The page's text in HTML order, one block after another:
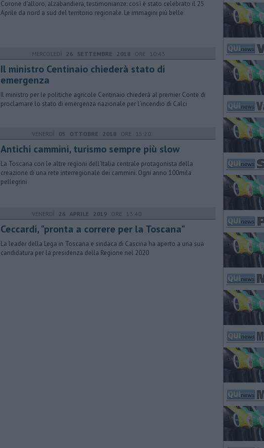
Corone d'alloro, alzabandiera, testimonianze: così è stato celebrato il 25
Aprile da nord a sud del territorio regionale. Le immagini più belle
MERCOLEDÌ 26 SETTEMBRE 2018 ORE 10:43
Il ministro Centinaio chiederà stato di
emergenza
Il ministro per le politiche agricole Centinaio chiederà al premier Conte di
proclamare lo stato di emergenza nazionale per l'incendio di Calci
VENERDÌ 05 OTTOBRE 2018 ORE 15:20
Antichi cammini, turismo sempre più slow
La Toscana con le altre regioni dell'Italia centrale protagonista della
creazione di una rete interregionale dei cammini. Ogni anno 100mila
pellegrini
VENERDÌ 26 APRILE 2019 ORE 13:40
Ceccardi, "pronta a correre per la Toscana"
La leader della Lega in Toscana e sindaca di Cascina ha aperto a una sua
candidatura per la presidenza della Regione nel 2020